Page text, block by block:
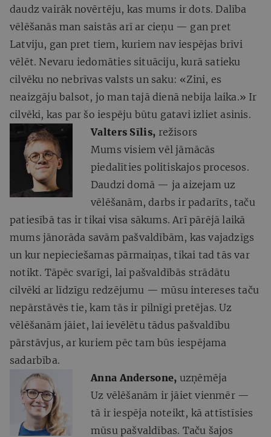
daudz vairāk novērtēju, kas mums ir dots. Dalība
vēlēšanās man saistās arī ar cieņu — gan pret
Latviju, gan pret tiem, kuriem nav iespējas brīvi
vēlēt. Nevaru iedomāties situāciju, kurā satieku
cilvēku no nebrīvas valsts un saku: «Zini, es
neaizgāju balsot, jo man tajā dienā nebija laika.» Ir
cilvēki, kas par šo iespēju būtu gatavi izliet asinis.
Valters Sīlis, režisors
Mums visiem vēl jāmācās
piedalīties politiskajos procesos.
Daudzi domā — ja aizejam uz
vēlēšanām, darbs ir padarīts, taču
patiesībā tas ir tikai visa sākums. Arī pārējā laikā
mums jānorāda savām pašvaldībām, kas vajadzīgs
un kur nepieciešamas pārmaiņas, tikai tad tās var
notikt. Tāpēc svarīgi, lai pašvaldībās strādātu
cilvēki ar līdzīgu redzējumu — mūsu intereses taču
nepārstāvēs tie, kam tās ir pilnīgi pretējas. Uz
vēlēšanām jāiet, lai ievēlētu tādus pašvaldību
pārstāvjus, ar kuriem pēc tam būs iespējama
sadarbība.
Anna Andersone, uzņēmēja
Uz vēlēšanām ir jāiet vienmēr —
tā ir iespēja noteikt, kā attīstīsies
mūsu pašvaldības. Taču šajos